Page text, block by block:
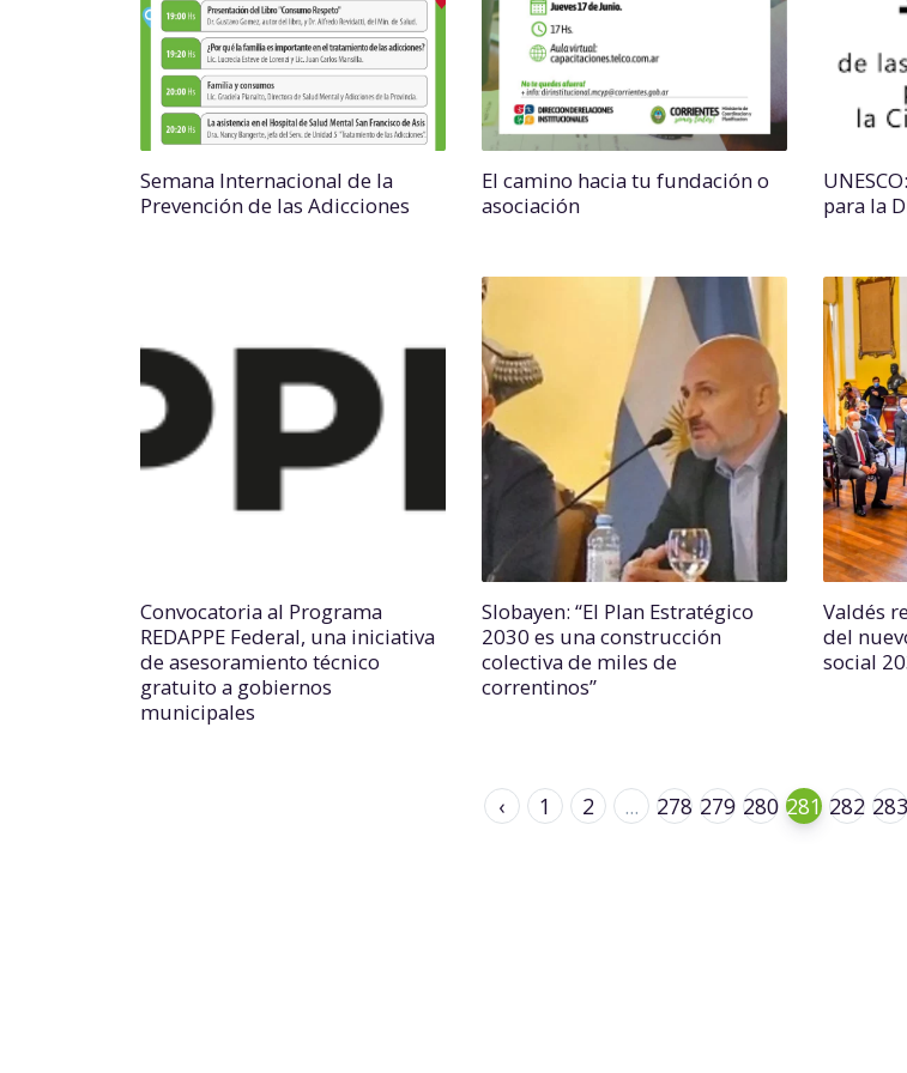
Semana Internacional de la
Prevención de las Adicciones
El camino hacia tu fundación o
asociación
para la
Convocatoria al Programa
REDAPPE Federal, una iniciativa
de asesoramiento técnico
gratuito a gobiernos
municipales
Slobayen: “El Plan Estratégico
2030 es una construcción
colectiva de miles de
correntinos”
Valdés
del
social
‹ 1 2 ... 278 279 280 281 282 283